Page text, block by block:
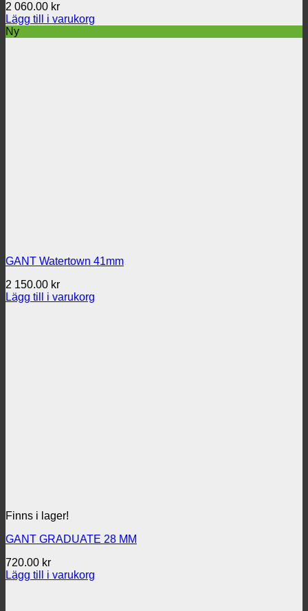
2 060.00 kr
Lägg till i varukorg
Ny
GANT Watertown 41mm
2 150.00 kr
Lägg till i varukorg
Finns i lager!
GANT GRADUATE 28 MM
720.00 kr
Lägg till i varukorg